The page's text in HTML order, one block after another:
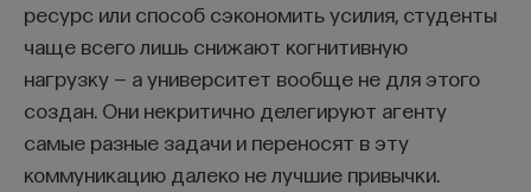
ресурс или способ сэкономить усилия, студенты
чаще всего лишь снижают когнитивную
нагрузку — а университет вообще не для этого
создан. Они некритично делегируют агенту
самые разные задачи и переносят в эту
коммуникацию далеко не лучшие привычки.